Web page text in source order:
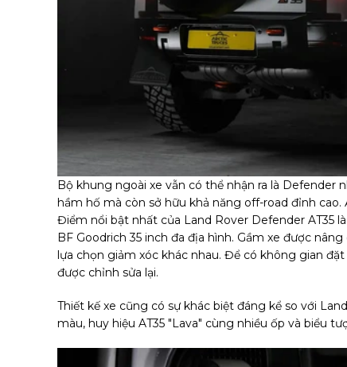
Bộ khung ngoài xe vẫn có thể nhận ra là
hầm hố mà còn sở hữu khả năng off-road đỉnh cao.
Điểm nổi bật nhất của Land Rover Defender AT35
BF Goodrich 35 inch đa địa hình. Gầm xe được
lựa chọn giảm xóc khác nhau. Để có không gian
được chỉnh sửa lại.
Thiết kế xe cũng có sự khác biệt đáng kể so với
màu, huy hiệu AT35 "Lava" cùng nhiều ốp và biểu